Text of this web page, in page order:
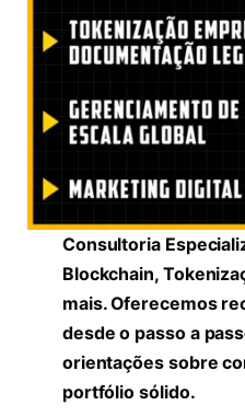
Consultoria
Blockchain,
mais. Oferecemos
desde o passo a
orientações sobre
portfólio sólido.